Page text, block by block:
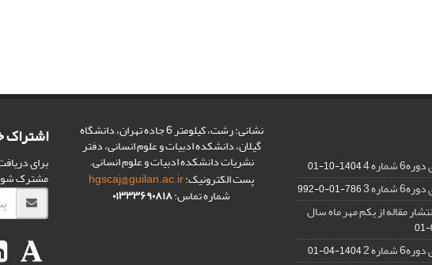
شماره 4 1404-10-01
شماره 3 786-01-0-992
مقاله از یکم مهر ماه سال
شماره 2 1404-04-01
نشانی: رشت، کیلومتر 6 جاده تهران، دانشگاه
گیلان، دانشکده ادبیات و علوم انسانی، دفتر
نشریات دانشکده ادبیات و علوم انسانی.
پست الکترونیک:hgscaj@guilan.ac.ir
شماره تماس:۰۱۳۳۳۶۹۰۸۱۸
اشتراک
برای
مشترک